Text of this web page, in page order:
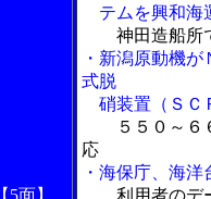
【5面】
テムを興和海
神田造船所
・新潟原動機
式脱
硝装置（ＳＣ
５５０～
応
・海保庁、海
利用者のデ